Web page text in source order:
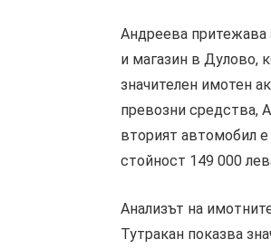
Андреева притежава
и магазин в Дулово,
значителен имотен
превозни средства,
вторият автомобил
стойност 149 000
Анализът на
Тутракан показва